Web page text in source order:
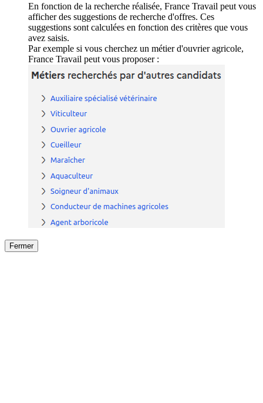
En fonction de la recherche réalisée, France Travail peut vous
afficher des suggestions de recherche d'offres. Ces
suggestions sont calculées en fonction des critères que vous
avez saisis.
Par exemple si vous cherchez un métier d'ouvrier agricole,
France Travail peut vous proposer :
Fermer